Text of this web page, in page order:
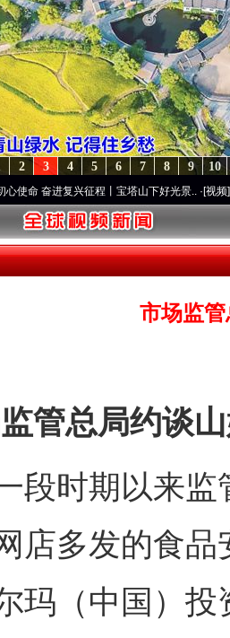
10
9
8
7
6
5
4
3
2
复兴征程丨宝塔山下好光景..·[视频]因党而生
市场监
总局约谈山
时期以来监
店多发的食
玛（中国）